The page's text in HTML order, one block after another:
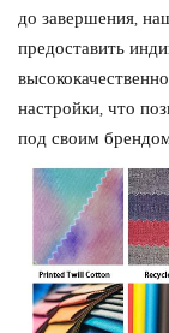
до завершения,
предоставить
настройки, что
под своим